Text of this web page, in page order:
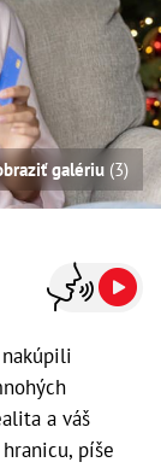
galériu (3)
a váš
píše